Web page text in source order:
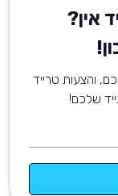
אין?
והצעות טרייד
שלכם!